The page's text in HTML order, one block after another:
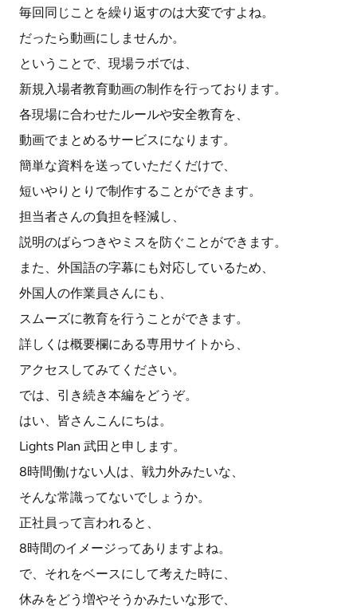
毎回同じことを繰り返すのは大変ですよね。
だったら動画にしませんか。
ということで、現場ラボでは、
新規入場者教育動画の制作を行っております。
各現場に合わせたルールや安全教育を、
動画でまとめるサービスになります。
簡単な資料を送っていただくだけで、
短いやりとりで制作することができます。
担当者さんの負担を軽減し、
説明のばらつきやミスを防ぐことができます。
また、外国語の字幕にも対応しているため、
外国人の作業員さんにも、
スムーズに教育を行うことができます。
詳しくは概要欄にある専用サイトから、
アクセスしてみてください。
では、引き続き本編をどうぞ。
はい、皆さんこんにちは。
Lights Plan 武田と申します。
8時間働けない人は、戦力外みたいな、
そんな常識ってないでしょうか。
正社員って言われると、
8時間のイメージってありますよね。
で、それをベースにして考えた時に、
休みをどう増やそうかみたいな形で、